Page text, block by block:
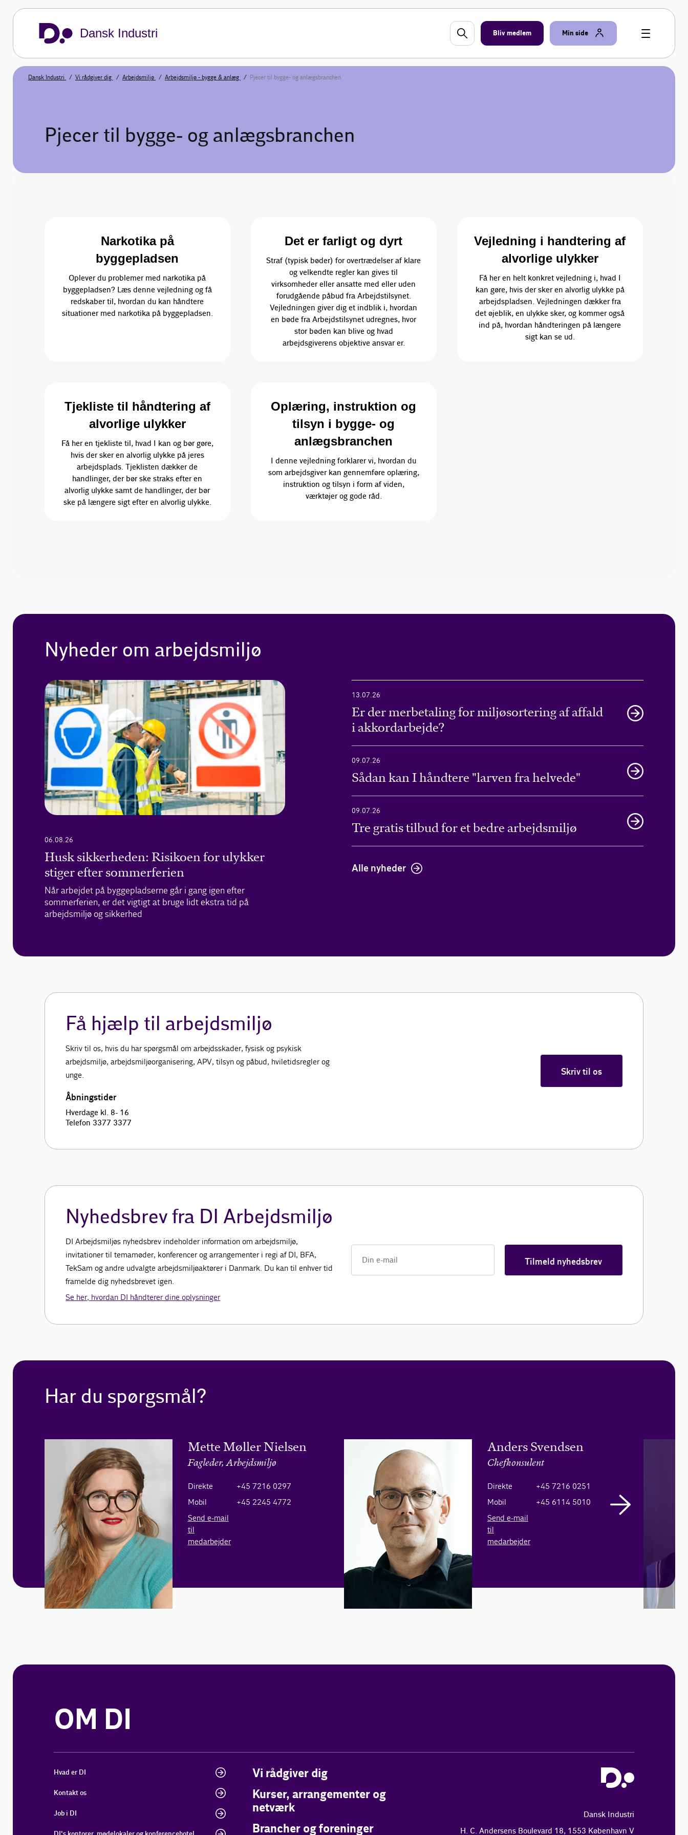
Dansk Industri Bliv medlem Min side
Dansk Industri Vi rådgiver dig Arbejdsmiljø Arbejdsmiljø - bygge & anlæg Pjecer til bygge- og anlægsbranchen
Pjecer til bygge- og anlægsbranchen
Narkotika på
byggepladsen
Oplever du problemer med narkotika på
byggepladsen? Læs denne vejledning og få
redskaber til, hvordan du kan håndtere
situationer med narkotika på byggepladsen.
Det er farligt og dyrt
Straf (typisk bøder) for overtrædelser af klare
og velkendte regler kan gives til
virksomheder eller ansatte med eller uden
forudgående påbud fra Arbejdstilsynet.
Vejledningen giver dig et indblik i, hvordan
en bøde fra Arbejdstilsynet udregnes, hvor
stor bøden kan blive og hvad
arbejdsgiverens objektive ansvar er.
Vejledning i handtering af
alvorlige ulykker
Få her en helt konkret vejledning i, hvad I
kan gøre, hvis der sker en alvorlig ulykke på
arbejdspladsen. Vejledningen dækker fra
det øjeblik, en ulykke sker, og kommer også
ind på, hvordan håndteringen på længere
sigt kan se ud.
Tjekliste til håndtering af
alvorlige ulykker
Få her en tjekliste til, hvad I kan og bør gøre,
hvis der sker en alvorlig ulykke på jeres
arbejdsplads. Tjeklisten dækker de
handlinger, der bør ske straks efter en
alvorlig ulykke samt de handlinger, der bør
ske på længere sigt efter en alvorlig ulykke.
Oplæring, instruktion og
tilsyn i bygge- og
anlægsbranchen
I denne vejledning forklarer vi, hvordan du
som arbejdsgiver kan gennemføre oplæring,
instruktion og tilsyn i form af viden,
værktøjer og gode råd.
Nyheder om arbejdsmiljø
06.08.26
Husk sikkerheden: Risikoen for ulykker
stiger efter sommerferien
Når arbejdet på byggepladserne går i gang igen efter
sommerferien, er det vigtigt at bruge lidt ekstra tid på
arbejdsmiljø og sikkerhed
13.07.26
Er der merbetaling for miljøsortering af affald
i akkordarbejde?
09.07.26
Sådan kan I håndtere "larven fra helvede"
09.07.26
Tre gratis tilbud for et bedre arbejdsmiljø
Alle nyheder
Få hjælp til arbejdsmiljø
Skriv til os, hvis du har spørgsmål om arbejdsskader, fysisk og psykisk
arbejdsmiljø, arbejdsmiljøorganisering, APV, tilsyn og påbud, hviletidsregler og
unge.
Åbningstider
Hverdage kl. 8- 16
Telefon 3377 3377
Skriv til os
Nyhedsbrev fra DI Arbejdsmiljø
DI Arbejdsmiljøs nyhedsbrev indeholder information om arbejdsmiljø,
invitationer til temamøder, konferencer og arrangementer i regi af DI, BFA,
TekSam og andre udvalgte arbejdsmiljøaktører i Danmark. Du kan til enhver tid
framelde dig nyhedsbrevet igen.
Se her, hvordan DI håndterer dine oplysninger
Tilmeld nyhedsbrev
Har du spørgsmål?
Mette Møller Nielsen
Fagleder, Arbejdsmiljø
Direkte
+45 7216 0297
Mobil
+45 2245 4772
Send e-mail
til
medarbejder
Anders Svendsen
Chefkonsulent
Direkte
+45 7216 0251
Mobil
+45 6114 5010
Send e-mail
til
medarbejder
OM DI
Hvad er DI
Kontakt os
Job i DI
Vi rådgiver dig
Kurser, arrangementer og
netværk
Brancher og foreninger
Dansk Industri
H. C. Andersens Boulevard 18, 1553 København V